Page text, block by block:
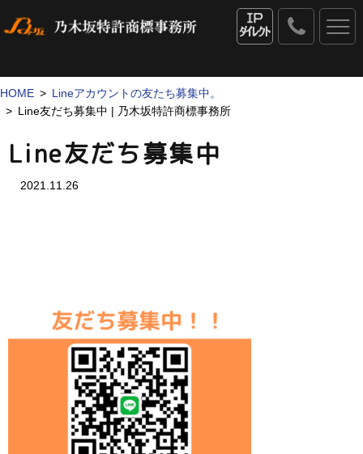
53-
HOME
Lineアカウントの友たち募集中。
Line友だち募集中 | 乃木坂特許商標事務所
Line友だち募集中
2021.11.26